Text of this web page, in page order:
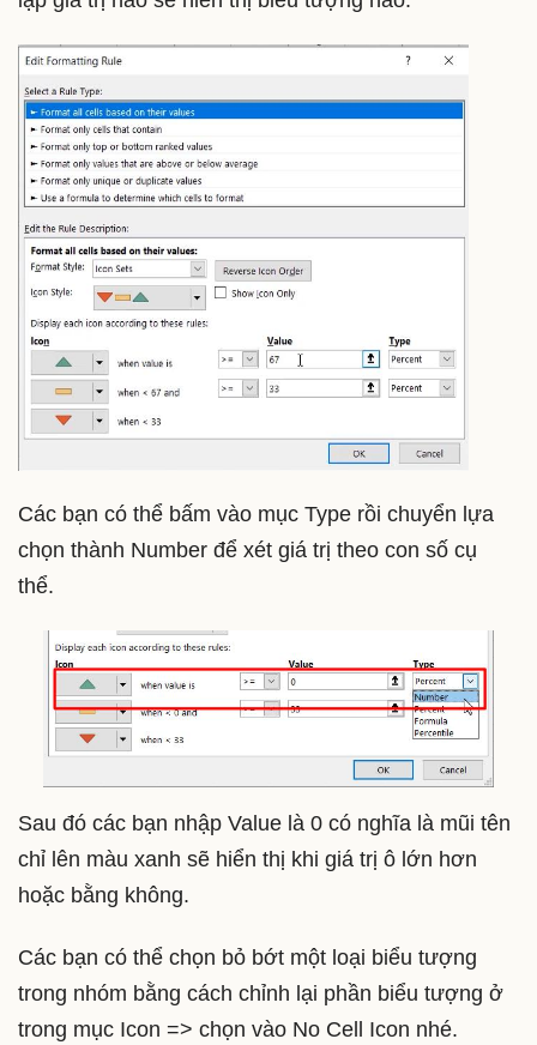
Các bạn có thể bấm vào mục Type rồi chuyển lựa
chọn thành Number để xét giá trị theo con số cụ
thể.
Sau đó các bạn nhập Value là 0 có nghĩa là mũi tên
chỉ lên màu xanh sẽ hiển thị khi giá trị ô lớn hơn
hoặc bằng không.
Các bạn có thể chọn bỏ bớt một loại biểu tượng
trong nhóm bằng cách chỉnh lại phần biểu tượng ở
trong mục Icon => chọn vào No Cell Icon nhé.